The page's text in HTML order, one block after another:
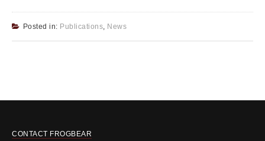
Posted in: Publications News
CONTACT FROGBEAR